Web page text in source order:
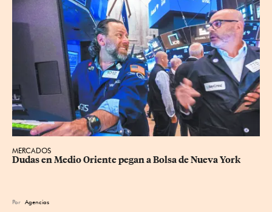
MERCADOS
Dudas en Medio Oriente pegan a Bolsa de Nueva York
Por Agencias